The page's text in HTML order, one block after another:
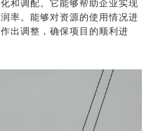
和调配。它能够帮助企业实现
率。能够对资源的使用情况进
出调整，确保项目的顺利进